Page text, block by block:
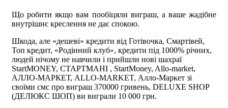
Що робити якщо вам пообіцяли виграш, а ваше жадібне
внутрішнє креслення не дає спокою.
Шкода, але «дешеві» кредити від Готівочка, Смартівей,
Топ кредит, «Родінний клуб», кредити під 1000% річних,
людей нічому не навчили і прийшли нові шахраї
StartMONEY, СТАРТМАНІ , StartMoney, Allo-market,
АЛЛО-МАРКЕТ, ALLO-MARKET, Алло-Маркет зі
своїми смс про виграш 370000 гривень, DELUXE SHOP
(ДЕЛЮКС ШОП) ви виграли 10 000 грн.